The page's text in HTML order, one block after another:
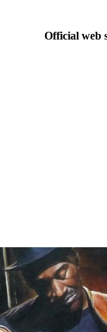
Official web